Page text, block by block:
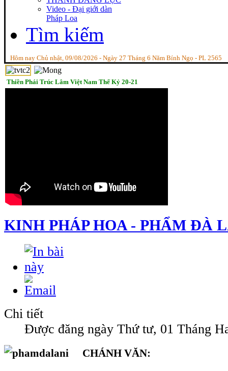
Video - Đại giới dàn
Pháp Loa
Tìm kiếm
Hôm nay Chủ nhật, 09/08/2026 - Ngày 27 Tháng 6 Năm Bính Ngọ - PL 2565
Thiền Phái Trúc Lâm Việt Nam Thế Kỷ 20-21
KINH PHÁP HOA - PHẨM ĐÀ
Chi tiết
Được đăng ngày Thứ tư, 01 Tháng
CHÁNH VĂN: